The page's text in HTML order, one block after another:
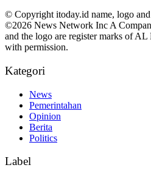
© Copyright itoday.id name, logo and
©2026 News Network Inc A
and the logo are register marks of
with permission.
Kategori
News
Pemerintahan
Opinion
Berita
Politics
Label